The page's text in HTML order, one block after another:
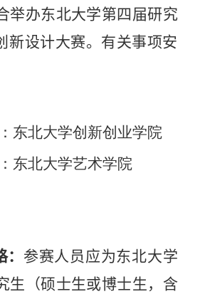
举办东北大学第四届研究
新设计大赛。有关事项安
东北大学创新创业学院
东北大学艺术学院
参赛人员应为东北大学
生（硕士生或博士生，含